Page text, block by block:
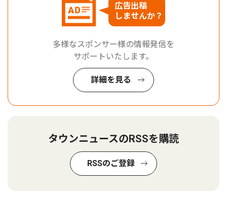
広告出稿
しませんか？
多様なスポンサー様の情報発信を
サポートいたします。
詳細を見る
タウンニュースのRSSを購読
RSSのご登録